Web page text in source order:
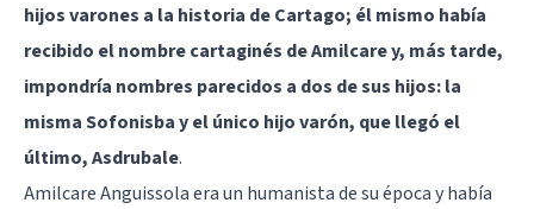
hijos varones a la historia de Cartago; él mismo había
recibido el nombre cartaginés de Amilcare y, más tarde,
impondría nombres parecidos a dos de sus hijos: la
misma Sofonisba y el único hijo varón, que llegó el
último, Asdrubale.
Amilcare Anguissola era un humanista de su época y había